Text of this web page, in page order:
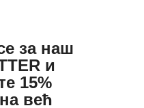
за наш
и
15%
већ